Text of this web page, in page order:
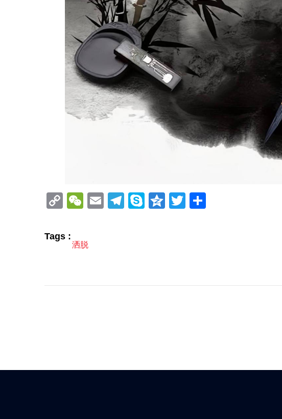
CopyWeChat
EmailTelegram
SkypeQzoneTwitter
Tags :
洒脱